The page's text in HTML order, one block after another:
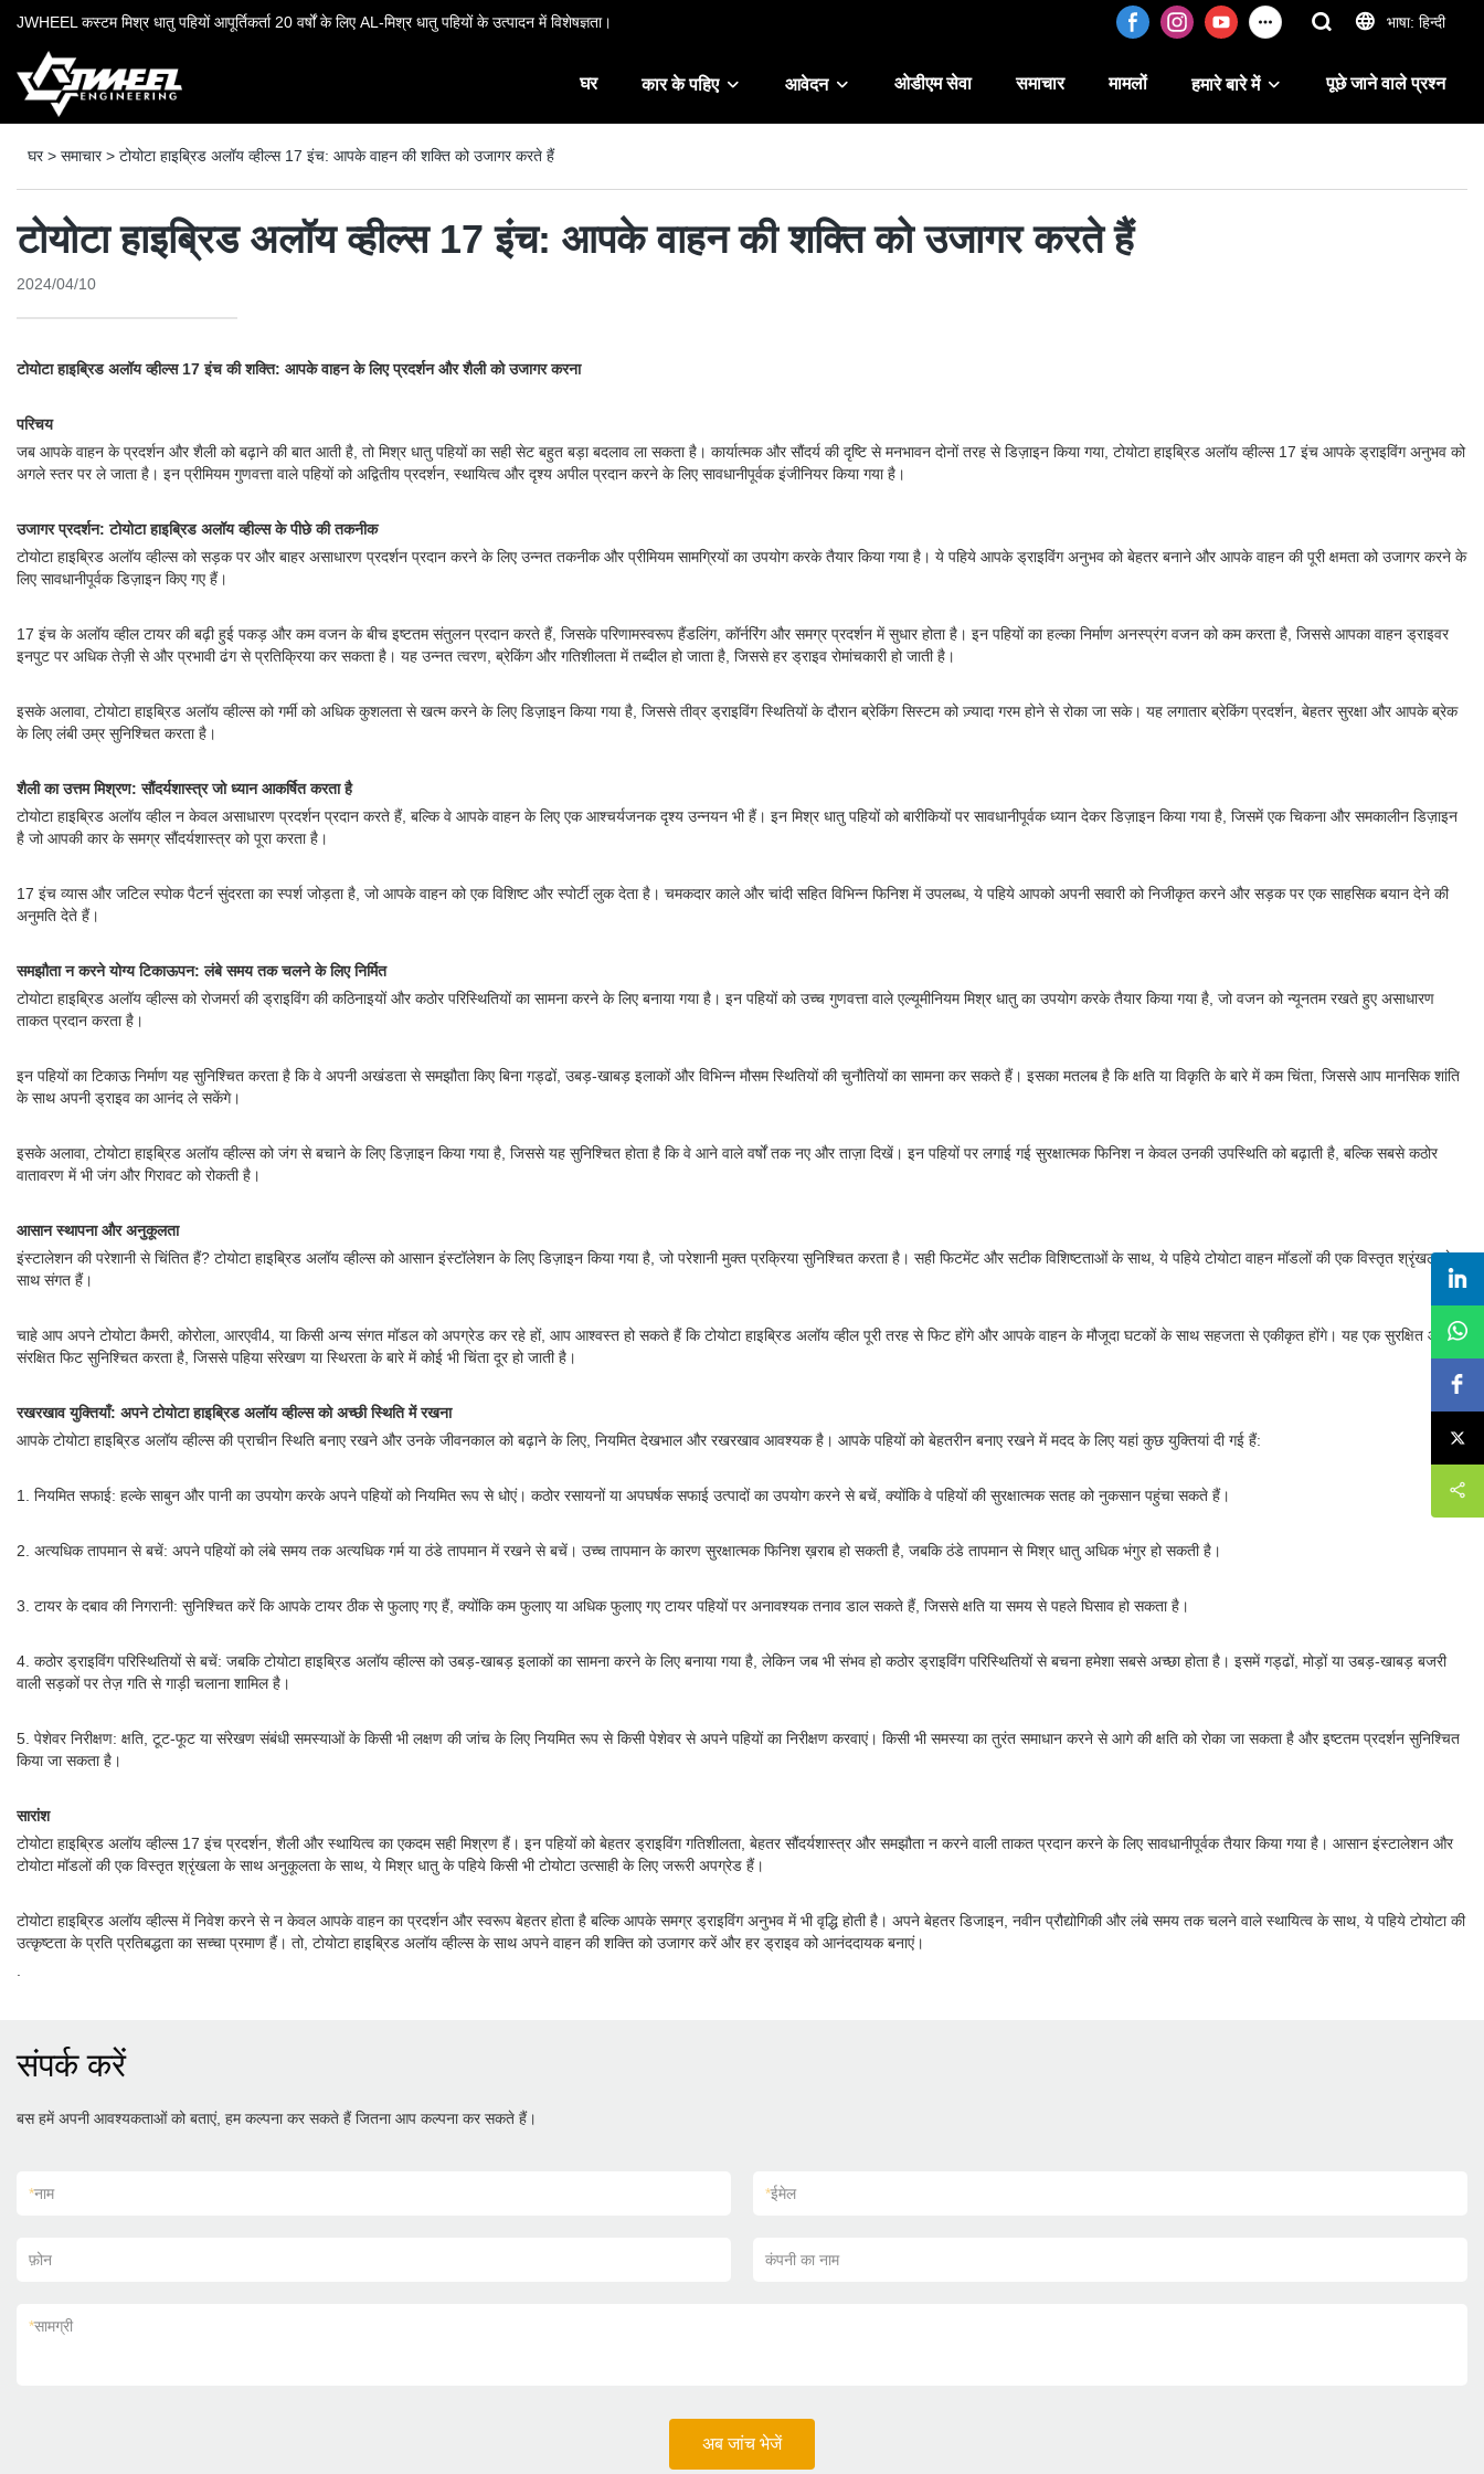
JWHEEL कस्टम मिश्र धातु पहियों आपूर्तिकर्ता 20 वर्षों के लिए AL-मिश्र धातु पहियों के उत्पादन में विशेषज्ञता। भाषा: हिन्दी
घर कार के पहिए आवेदन ओडीएम सेवा समाचार मामलों हमारे बारे में पूछे जाने वाले प्रश्न
घर> समाचार> टोयोटा हाइब्रिड अलॉय व्हील्स 17 इंच: आपके वाहन की शक्ति को उजागर करते हैं
टोयोटा हाइब्रिड अलॉय व्हील्स 17 इंच: आपके वाहन की शक्ति को उजागर करते हैं
2024/04/10
टोयोटा हाइब्रिड अलॉय व्हील्स 17 इंच की शक्ति: आपके वाहन के लिए प्रदर्शन और शैली को उजागर करना
परिचय
जब आपके वाहन के प्रदर्शन और शैली को बढ़ाने की बात आती है, तो मिश्र धातु पहियों का सही सेट बहुत बड़ा बदलाव ला सकता है। कार्यात्मक और सौंदर्य की दृष्टि से मनभावन दोनों तरह से डिज़ाइन किया गया, टोयोटा हाइब्रिड अलॉय व्हील्स 17 इंच आपके ड्राइविंग अनुभव को
अगले स्तर पर ले जाता है। इन प्रीमियम गुणवत्ता वाले पहियों को अद्वितीय प्रदर्शन, स्थायित्व और दृश्य अपील प्रदान करने के लिए सावधानीपूर्वक इंजीनियर किया गया है।
उजागर प्रदर्शन: टोयोटा हाइब्रिड अलॉय व्हील्स के पीछे की तकनीक
टोयोटा हाइब्रिड अलॉय व्हील्स को सड़क पर और बाहर असाधारण प्रदर्शन प्रदान करने के लिए उन्नत तकनीक और प्रीमियम सामग्रियों का उपयोग करके तैयार किया गया है। ये पहिये आपके ड्राइविंग अनुभव को बेहतर बनाने और आपके वाहन की पूरी क्षमता को उजागर करने के
लिए सावधानीपूर्वक डिज़ाइन किए गए हैं।
17 इंच के अलॉय व्हील टायर की बढ़ी हुई पकड़ और कम वजन के बीच इष्टतम संतुलन प्रदान करते हैं, जिसके परिणामस्वरूप हैंडलिंग, कॉर्नरिंग और समग्र प्रदर्शन में सुधार होता है। इन पहियों का हल्का निर्माण अनस्प्रंग वजन को कम करता है, जिससे आपका वाहन ड्राइवर
इनपुट पर अधिक तेज़ी से और प्रभावी ढंग से प्रतिक्रिया कर सकता है। यह उन्नत त्वरण, ब्रेकिंग और गतिशीलता में तब्दील हो जाता है, जिससे हर ड्राइव रोमांचकारी हो जाती है।
इसके अलावा, टोयोटा हाइब्रिड अलॉय व्हील्स को गर्मी को अधिक कुशलता से खत्म करने के लिए डिज़ाइन किया गया है, जिससे तीव्र ड्राइविंग स्थितियों के दौरान ब्रेकिंग सिस्टम को ज़्यादा गरम होने से रोका जा सके। यह लगातार ब्रेकिंग प्रदर्शन, बेहतर सुरक्षा और आपके ब्रेक
के लिए लंबी उम्र सुनिश्चित करता है।
शैली का उत्तम मिश्रण: सौंदर्यशास्त्र जो ध्यान आकर्षित करता है
टोयोटा हाइब्रिड अलॉय व्हील न केवल असाधारण प्रदर्शन प्रदान करते हैं, बल्कि वे आपके वाहन के लिए एक आश्चर्यजनक दृश्य उन्नयन भी हैं। इन मिश्र धातु पहियों को बारीकियों पर सावधानीपूर्वक ध्यान देकर डिज़ाइन किया गया है, जिसमें एक चिकना और समकालीन डिज़ाइन
है जो आपकी कार के समग्र सौंदर्यशास्त्र को पूरा करता है।
17 इंच व्यास और जटिल स्पोक पैटर्न सुंदरता का स्पर्श जोड़ता है, जो आपके वाहन को एक विशिष्ट और स्पोर्टी लुक देता है। चमकदार काले और चांदी सहित विभिन्न फिनिश में उपलब्ध, ये पहिये आपको अपनी सवारी को निजीकृत करने और सड़क पर एक साहसिक बयान देने की
अनुमति देते हैं।
समझौता न करने योग्य टिकाऊपन: लंबे समय तक चलने के लिए निर्मित
टोयोटा हाइब्रिड अलॉय व्हील्स को रोजमर्रा की ड्राइविंग की कठिनाइयों और कठोर परिस्थितियों का सामना करने के लिए बनाया गया है। इन पहियों को उच्च गुणवत्ता वाले एल्यूमीनियम मिश्र धातु का उपयोग करके तैयार किया गया है, जो वजन को न्यूनतम रखते हुए असाधारण
ताकत प्रदान करता है।
इन पहियों का टिकाऊ निर्माण यह सुनिश्चित करता है कि वे अपनी अखंडता से समझौता किए बिना गड्ढों, उबड़-खाबड़ इलाकों और विभिन्न मौसम स्थितियों की चुनौतियों का सामना कर सकते हैं। इसका मतलब है कि क्षति या विकृति के बारे में कम चिंता, जिससे आप मानसिक शांति
के साथ अपनी ड्राइव का आनंद ले सकेंगे।
इसके अलावा, टोयोटा हाइब्रिड अलॉय व्हील्स को जंग से बचाने के लिए डिज़ाइन किया गया है, जिससे यह सुनिश्चित होता है कि वे आने वाले वर्षों तक नए और ताज़ा दिखें। इन पहियों पर लगाई गई सुरक्षात्मक फिनिश न केवल उनकी उपस्थिति को बढ़ाती है, बल्कि सबसे कठोर
वातावरण में भी जंग और गिरावट को रोकती है।
आसान स्थापना और अनुकूलता
इंस्टालेशन की परेशानी से चिंतित हैं? टोयोटा हाइब्रिड अलॉय व्हील्स को आसान इंस्टॉलेशन के लिए डिज़ाइन किया गया है, जो परेशानी मुक्त प्रक्रिया सुनिश्चित करता है। सही फिटमेंट और सटीक विशिष्टताओं के साथ, ये पहिये टोयोटा वाहन मॉडलों की एक विस्तृत श्रृंखला के
साथ संगत हैं।
चाहे आप अपने टोयोटा कैमरी, कोरोला, आरएवी4, या किसी अन्य संगत मॉडल को अपग्रेड कर रहे हों, आप आश्वस्त हो सकते हैं कि टोयोटा हाइब्रिड अलॉय व्हील पूरी तरह से फिट होंगे और आपके वाहन के मौजूदा घटकों के साथ सहजता से एकीकृत होंगे। यह एक सुरक्षित और
संरक्षित फिट सुनिश्चित करता है, जिससे पहिया संरेखण या स्थिरता के बारे में कोई भी चिंता दूर हो जाती है।
रखरखाव युक्तियाँ: अपने टोयोटा हाइब्रिड अलॉय व्हील्स को अच्छी स्थिति में रखना
आपके टोयोटा हाइब्रिड अलॉय व्हील्स की प्राचीन स्थिति बनाए रखने और उनके जीवनकाल को बढ़ाने के लिए, नियमित देखभाल और रखरखाव आवश्यक है। आपके पहियों को बेहतरीन बनाए रखने में मदद के लिए यहां कुछ युक्तियां दी गई हैं:
1. नियमित सफाई: हल्के साबुन और पानी का उपयोग करके अपने पहियों को नियमित रूप से धोएं। कठोर रसायनों या अपघर्षक सफाई उत्पादों का उपयोग करने से बचें, क्योंकि वे पहियों की सुरक्षात्मक सतह को नुकसान पहुंचा सकते हैं।
2. अत्यधिक तापमान से बचें: अपने पहियों को लंबे समय तक अत्यधिक गर्म या ठंडे तापमान में रखने से बचें। उच्च तापमान के कारण सुरक्षात्मक फिनिश ख़राब हो सकती है, जबकि ठंडे तापमान से मिश्र धातु अधिक भंगुर हो सकती है।
3. टायर के दबाव की निगरानी: सुनिश्चित करें कि आपके टायर ठीक से फुलाए गए हैं, क्योंकि कम फुलाए या अधिक फुलाए गए टायर पहियों पर अनावश्यक तनाव डाल सकते हैं, जिससे क्षति या समय से पहले घिसाव हो सकता है।
4. कठोर ड्राइविंग परिस्थितियों से बचें: जबकि टोयोटा हाइब्रिड अलॉय व्हील्स को उबड़-खाबड़ इलाकों का सामना करने के लिए बनाया गया है, लेकिन जब भी संभव हो कठोर ड्राइविंग परिस्थितियों से बचना हमेशा सबसे अच्छा होता है। इसमें गड्ढों, मोड़ों या उबड़-खाबड़ बजरी
वाली सड़कों पर तेज़ गति से गाड़ी चलाना शामिल है।
5. पेशेवर निरीक्षण: क्षति, टूट-फूट या संरेखण संबंधी समस्याओं के किसी भी लक्षण की जांच के लिए नियमित रूप से किसी पेशेवर से अपने पहियों का निरीक्षण करवाएं। किसी भी समस्या का तुरंत समाधान करने से आगे की क्षति को रोका जा सकता है और इष्टतम प्रदर्शन सुनिश्चित
किया जा सकता है।
सारांश
टोयोटा हाइब्रिड अलॉय व्हील्स 17 इंच प्रदर्शन, शैली और स्थायित्व का एकदम सही मिश्रण हैं। इन पहियों को बेहतर ड्राइविंग गतिशीलता, बेहतर सौंदर्यशास्त्र और समझौता न करने वाली ताकत प्रदान करने के लिए सावधानीपूर्वक तैयार किया गया है। आसान इंस्टालेशन और
टोयोटा मॉडलों की एक विस्तृत श्रृंखला के साथ अनुकूलता के साथ, ये मिश्र धातु के पहिये किसी भी टोयोटा उत्साही के लिए जरूरी अपग्रेड हैं।
टोयोटा हाइब्रिड अलॉय व्हील्स में निवेश करने से न केवल आपके वाहन का प्रदर्शन और स्वरूप बेहतर होता है बल्कि आपके समग्र ड्राइविंग अनुभव में भी वृद्धि होती है। अपने बेहतर डिजाइन, नवीन प्रौद्योगिकी और लंबे समय तक चलने वाले स्थायित्व के साथ, ये पहिये टोयोटा की
उत्कृष्टता के प्रति प्रतिबद्धता का सच्चा प्रमाण हैं। तो, टोयोटा हाइब्रिड अलॉय व्हील्स के साथ अपने वाहन की शक्ति को उजागर करें और हर ड्राइव को आनंददायक बनाएं।
संपर्क करें
बस हमें अपनी आवश्यकताओं को बताएं, हम कल्पना कर सकते हैं जितना आप कल्पना कर सकते हैं।
*नाम *ईमेल
फ़ोन कंपनी का नाम
*सामग्री
अब जांच भेजें